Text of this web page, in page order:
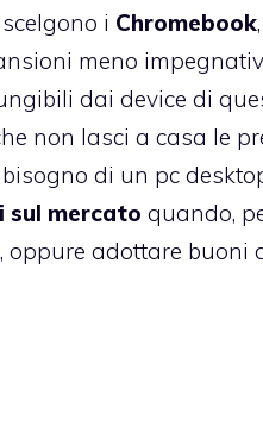
i Chromebook
meno
dai device di
non lasci a casa le
bisogno di un pc
sul mercato quando,
, oppure adottare buoni